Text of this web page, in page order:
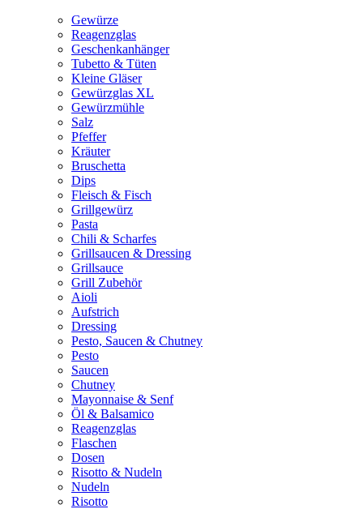
Gewürze
Reagenzglas
Geschenkanhänger
Tubetto & Tüten
Kleine Gläser
Gewürzglas XL
Gewürzmühle
Salz
Pfeffer
Kräuter
Bruschetta
Dips
Fleisch & Fisch
Grillgewürz
Pasta
Chili & Scharfes
Grillsaucen & Dressing
Grillsauce
Grill Zubehör
Aioli
Aufstrich
Dressing
Pesto, Saucen & Chutney
Pesto
Saucen
Chutney
Mayonnaise & Senf
Öl & Balsamico
Reagenzglas
Flaschen
Dosen
Risotto & Nudeln
Nudeln
Risotto